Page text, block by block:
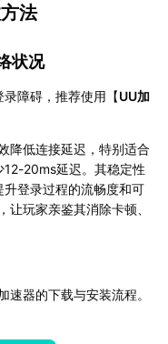
法
状况
障碍，推荐使用【UU加
降低连接延迟，特别适合
12-20ms延迟。其稳定性
登录过程的流畅度和可
让玩家亲鉴其消除卡顿、
器的下载与安装流程。